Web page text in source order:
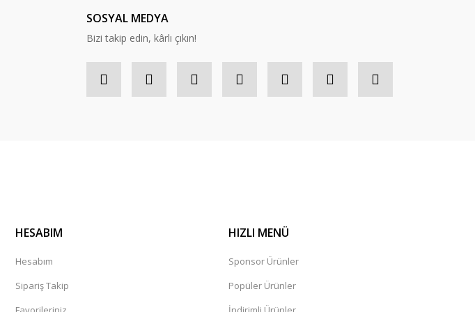
SOSYAL MEDYA
Bizi takip edin, kârlı çıkın!
HESABIM
Hesabım
Sipariş Takip
HIZLI MENÜ
Sponsor Ürünler
Popüler Ürünler